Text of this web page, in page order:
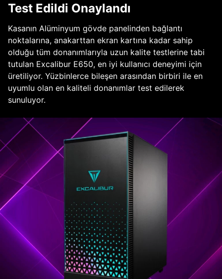
Test Edildi Onaylandı
Kasanın Alüminyum gövde panelinden bağlantı
noktalarına, anakarttan ekran kartına kadar sahip
olduğu tüm donanımlarıyla uzun kalite testlerine tabi
tutulan Excalibur E650, en iyi kullanıcı deneyimi için
üretiliyor. Yüzbinlerce bileşen arasından birbiri ile en
uyumlu olan en kaliteli donanımlar test edilerek
sunuluyor.